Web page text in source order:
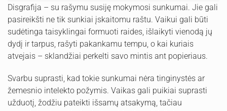
Disgrafija – su rašymu susiję mokymosi sunkumai. Jie gali
pasireikšti ne tik sunkiai įskaitomu raštu. Vaikui gali būti
sudėtinga taisyklingai formuoti raides, išlaikyti vienodą jų
dydį ir tarpus, rašyti pakankamu tempu, o kai kuriais
atvejais – sklandžiai perkelti savo mintis ant popieriaus.
Svarbu suprasti, kad tokie sunkumai nėra tinginystės ar
žemesnio intelekto požymis. Vaikas gali puikiai suprasti
užduotį, žodžiu pateikti išsamų atsakymą, tačiau